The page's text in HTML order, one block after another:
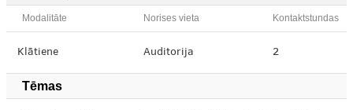
Modalitāte Norises vieta Kontaktstundas
Klātiene Auditorija 2
Tēmas